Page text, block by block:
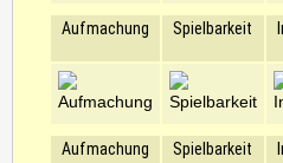
Aufmachung Spielbarkeit
Aufmachung Spielbarkeit